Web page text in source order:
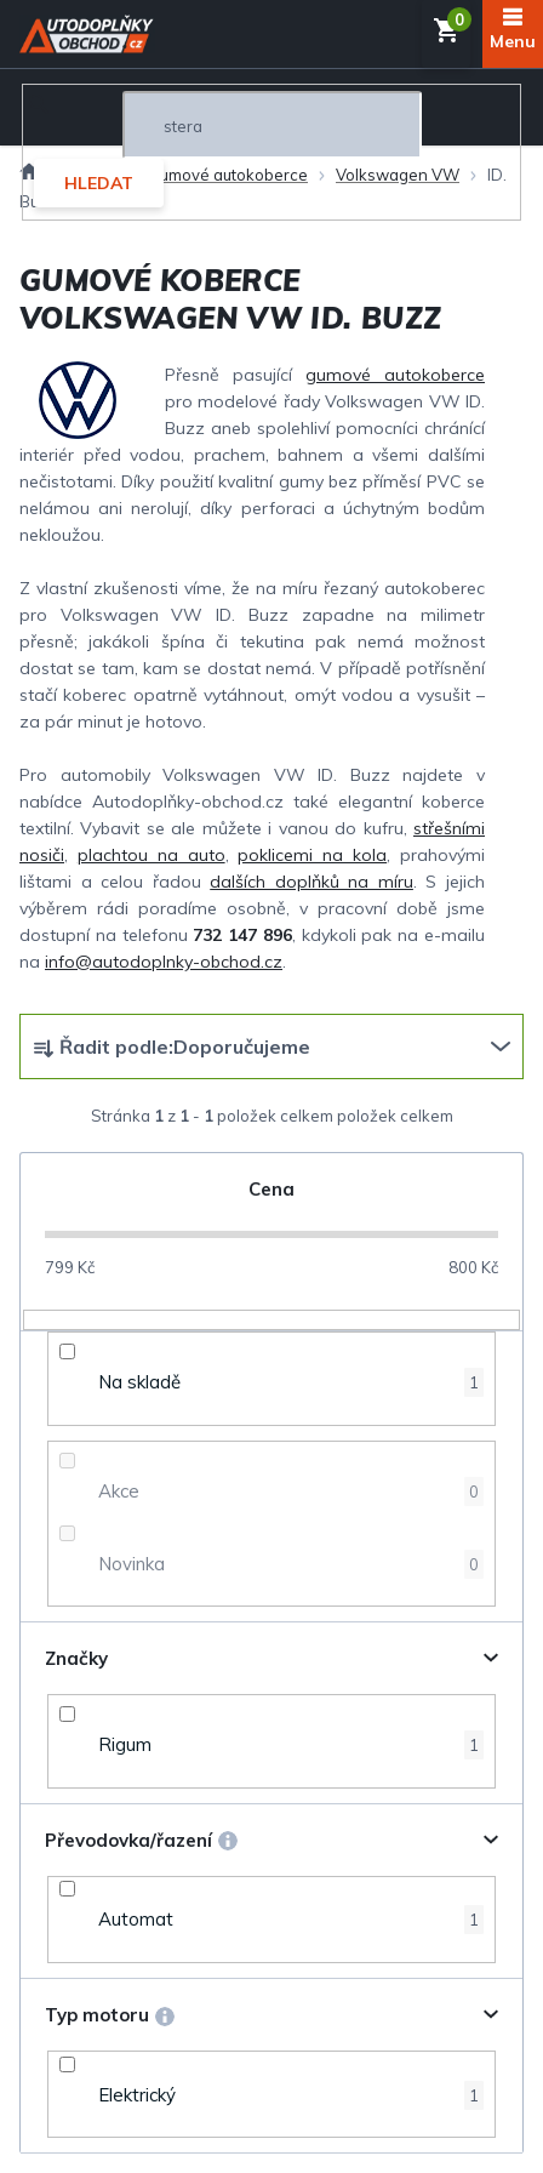
Přejít
obsah
HLEDAT
Interiér Gumové autokoberce Volkswagen VW
ID.
Buzz
GUMOVÉ KOBERCE
VOLKSWAGEN VW ID. BUZZ
Přesně pasující gumové autokoberce
pro modelové řady Volkswagen VW ID.
Buzz aneb spolehliví pomocníci chránící
interiér před vodou, prachem, bahnem a všemi dalšími
nečistotami. Díky použití kvalitní gumy bez příměsí PVC se
nelámou ani nerolují, díky perforaci a úchytným bodům
nekloužou.
Z vlastní zkušenosti víme, že na míru řezaný autokoberec
pro Volkswagen VW ID. Buzz zapadne na milimetr
přesně; jakákoli špína či tekutina pak nemá možnost
dostat se tam, kam se dostat nemá. V případě potřísnění
stačí koberec opatrně vytáhnout, omýt vodou a vysušit –
za pár minut je hotovo.
Pro automobily Volkswagen VW ID. Buzz najdete v
nabídce Autodoplňky-obchod.cz také elegantní koberce
textilní. Vybavit se ale můžete i vanou do kufru, střešními
nosiči, plachtou na auto,poklicemi na kola, prahovými
lištami a celou řadoudalších doplňků na míru. S jejich
výběrem rádi poradíme osobně, v pracovní době jsme
dostupní na telefonu 732 147 896, kdykoli pak na e-mailu
na info@autodoplnky-obchod.cz.
Stránka 1z 1- 1položek celkem
e
o
Řadit podle:Doporučujeme
Cena
799 Kč 800 Kč
Na skladě 1
Akce 0
Novinka 0
Značky
Rigum 1
Převodovka/řazení
Automat 1
Typ motoru
Elektrický 1